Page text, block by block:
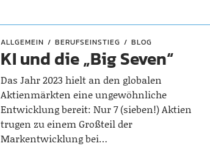
ALLGEMEIN BERUFSEINSTIEG BLOG
KI und die „Big Seven“
Das Jahr 2023 hielt an den globalen
Aktienmärkten eine ungewöhnliche
Entwicklung bereit: Nur 7 (sieben!) Aktien
trugen zu einem Großteil der
Markentwicklung bei…